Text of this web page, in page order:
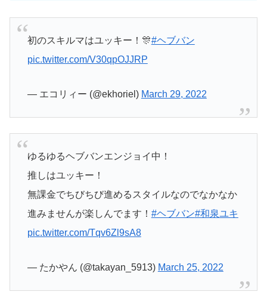
初のスキルマはユッキー！🎊#ヘブバン
pic.twitter.com/V30qpOJJRP
— エコリィー (@ekhoriel) March 29, 2022
ゆるゆるヘブバンエンジョイ中！
推しはユッキー！
無課金でちびちび進めるスタイルなのでなかなか
進みませんが楽しんでます！ #ヘブバン#和泉ユキ
pic.twitter.com/Tqv6Zl9sA8
— たかやん (@takayan_5913) March 25, 2022